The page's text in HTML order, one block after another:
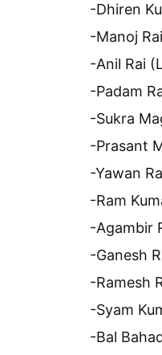
-Dhiren
-Manoj
-Anil Rai
-Padam
-Sukra
-Prasant
-Yawan
-Ram
-Agambir
-Ganesh
-Ramesh
-Syam
-Bal